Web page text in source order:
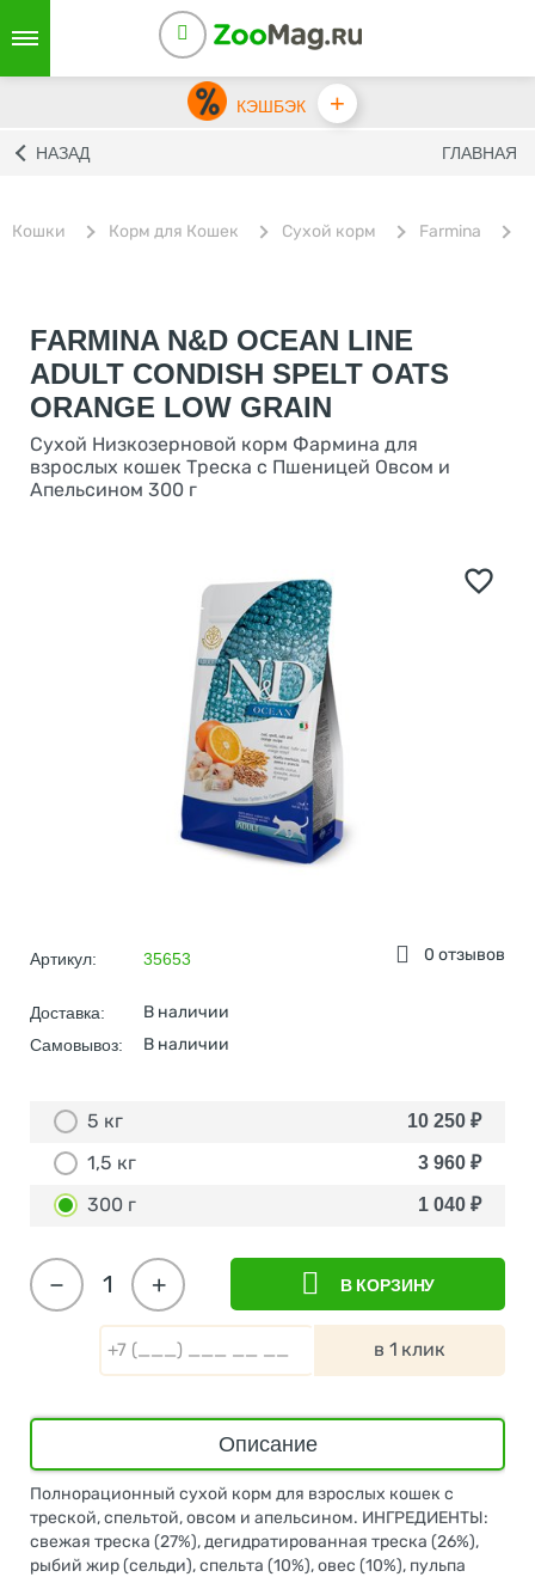
КЭШБЭК +
НАЗАД ГЛАВНАЯ
Кошки Корм для Кошек Сухой корм Farmina
FARMINA N&D OCEAN LINE
ADULT CONDISH SPELT OATS
ORANGE LOW GRAIN
Сухой Низкозерновой корм Фармина для
взрослых кошек Треска с Пшеницей Овсом и
Апельсином 300 г
0 отзывов
Артикул: 35653
Доставка: В наличии
Самовывоз: В наличии
5 кг 10 250 ₽
1,5 кг 3 960 ₽
300 г 1 040 ₽
+
− В КОРЗИНУ
в 1 клик
Описание
Полнорационный сухой корм для взрослых кошек с
треской, спельтой, овсом и апельсином. ИНГРЕДИЕНТЫ:
свежая треска (27%), дегидратированная треска (26%),
рыбий жир (сельди), спельта (10%), овес (10%), пульпа